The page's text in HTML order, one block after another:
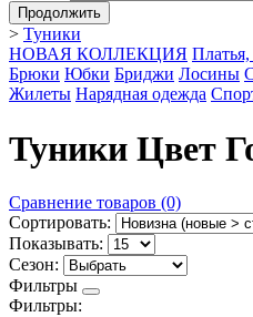
Продолжить
> Туники
НОВАЯ КОЛЛЕКЦИЯ
Брюки Юбки Бриджи Лосины
Жилеты Нарядная одежда
Туники Цвет
Сравнение товаров (0)
Сортировать:
Показывать:
Сезон:
Фильтры
Фильтры: